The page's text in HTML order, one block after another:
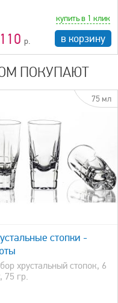
купить в 1 клик
в корзину
ПОКУПАЮТ
75 мл
стопки -
хрустальный стопок, 6
75 гр.